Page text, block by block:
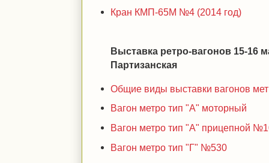
Кран КМП-65М №4 (2014 год)
Выставка ретро-вагонов 15-16
Партизанская
Общие виды выставки вагонов
Вагон метро тип "А" моторный
Вагон метро тип "А" прицепной
Вагон метро тип "Г" №530